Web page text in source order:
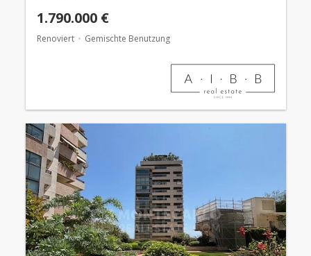
1.790.000 €
Renoviert Gemischte Benutzung